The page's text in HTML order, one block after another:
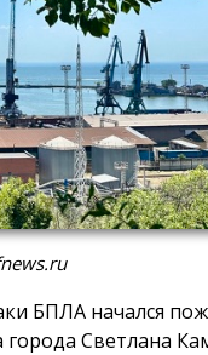
БПЛА начался
Светлана